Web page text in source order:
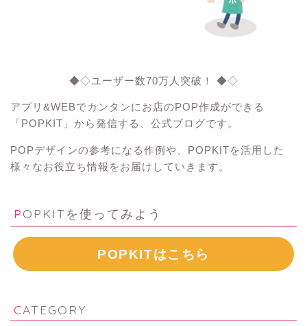
◆◇ユーザー数70万人突破！ ◆◇
アプリ&WEBでカンタンにお店のPOP作成ができる
「POPKIT」から発信する、公式ブログです。
POPデザインの参考になる作例や、POPKITを活用した
様々なお役立ち情報をお届けしていきます。
POPKITを使ってみよう
POPKITはこちら
CATEGORY